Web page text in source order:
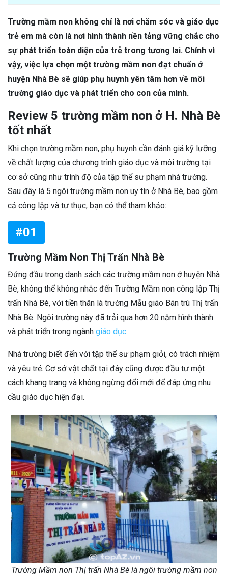
Trường mầm non không chỉ là nơi chăm sóc và giáo dục
trẻ em mà còn là nơi hình thành nền tảng vững chắc cho
sự phát triển toàn diện của trẻ trong tương lai. Chính vì
vậy, việc lựa chọn một trường mầm non đạt chuẩn ở
huyện Nhà Bè sẽ giúp phụ huynh yên tâm hơn về môi
trường giáo dục và phát triển cho con của mình.
Review 5 trường mầm non ở H. Nhà Bè
tốt nhất
Khi chọn trường mầm non, phụ huynh cần đánh giá kỹ lưỡng
về chất lượng của chương trình giáo dục và môi trường tại
cơ sở cũng như trình độ của tập thể sư phạm nhà trường.
Sau đây là 5 ngôi trường mầm non uy tín ở Nhà Bè, bao gồm
cả công lập và tư thục, bạn có thể tham khảo:
#01
Trường Mầm Non Thị Trấn Nhà Bè
Đứng đầu trong danh sách các trường mầm non ở huyện Nhà
Bè, không thể không nhắc đến Trường Mầm non công lập Thị
trấn Nhà Bè, với tiền thân là trường Mẫu giáo Bán trú Thị trấn
Nhà Bè. Ngôi trường này đã trải qua hơn 20 năm hình thành
và phát triển trong ngành giáo dục.
Nhà trường biết đến với tập thể sư phạm giỏi, có trách nhiệm
và yêu trẻ. Cơ sở vật chất tại đây cũng được đầu tư một
cách khang trang và không ngừng đổi mới để đáp ứng nhu
cầu giáo dục hiện đại.
Trường Mầm non Thị trấn Nhà Bè là ngôi trường mầm non